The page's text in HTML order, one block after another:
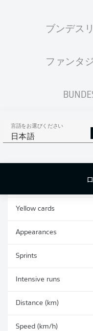
ブンデス
ファンタ
言語をお選びください
日本語
2026/2027
統計 シ
Yellow cards
Appearances
Sprints
Intensive runs
Distance (km)
Speed (km/h)